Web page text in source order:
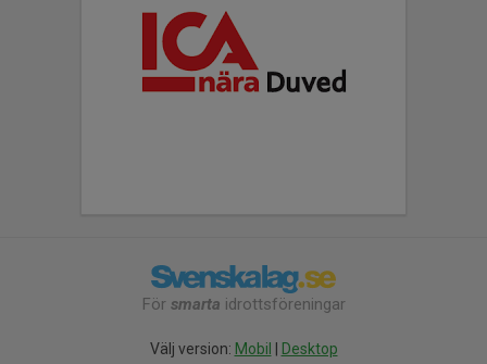
För smarta idrottsföreningar
Välj version: Mobil | Desktop